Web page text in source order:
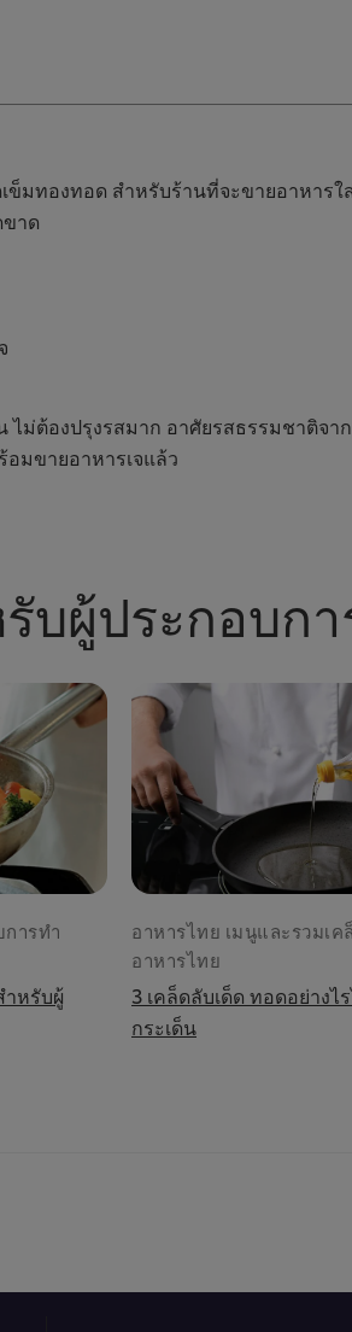
ข็มทองทอด สำหรับร้านที่จะขายอาหา
าด
ต้องปรุงรสมาก อาศัยรสธรรมชาติจ
มขายอาหารเจแล้ว
บผู้ประกอบก
ารทำ
ำหรับผู้
อาหารไทย เมนูและรวมเ
อาหารไทย
3 เคล็ดลับเด็ด ทอดอย่าง
กระเด็น